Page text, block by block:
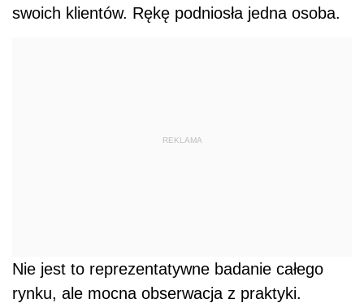
swoich klientów. Rękę podniosła jedna osoba.
REKLAMA
Nie jest to reprezentatywne badanie całego
rynku, ale mocna obserwacja z praktyki.